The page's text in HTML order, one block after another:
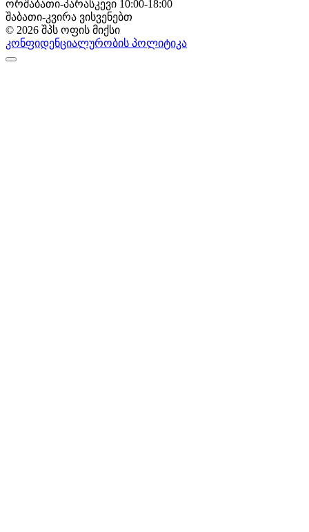
ორშაბათი-პარასკევი 10:00-18:00
შაბათი-კვირა ვისვენებთ
© 2026 შპს ოფის მიქსი
კონფიდენციალურობის პოლიტიკა